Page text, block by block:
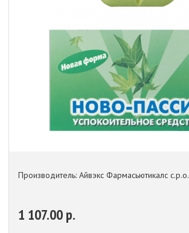
Производитель: Айвэкс Фармасьютикалс с.р.о.
1 107.00 р.